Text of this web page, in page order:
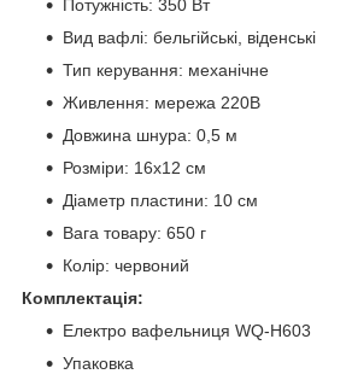
Потужність: 350 Вт
Вид вафлі: бельгійські, віденські
Тип керування: механічне
Живлення: мережа 220В
Довжина шнура: 0,5 м
Розміри: 16х12 см
Діаметр пластини: 10 см
Вага товару: 650 г
Колір: червоний
Комплектація:
Електро вафельниця WQ-H603
Упаковка